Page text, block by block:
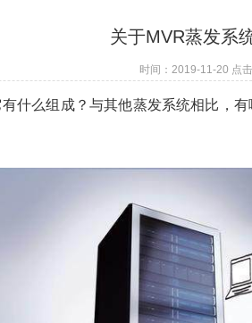
关于MVR蒸发系
时间：2019-11-20 点击
什么组成？与其他蒸发系统相比，